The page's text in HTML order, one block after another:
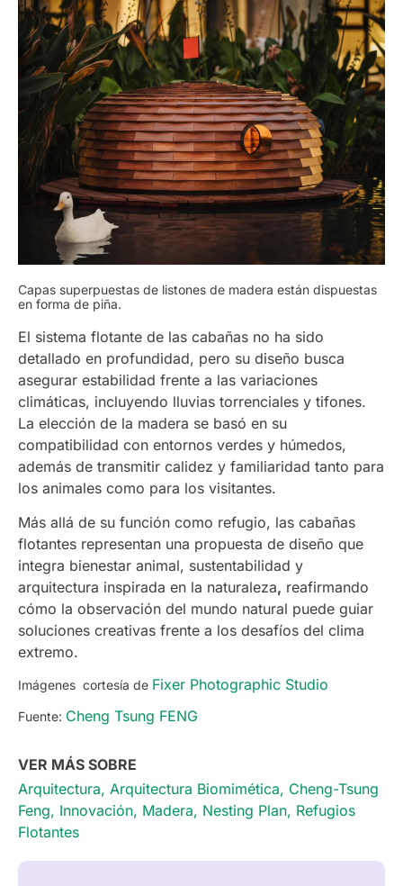
Capas superpuestas de listones de madera están dispuestas
en forma de piña.
El sistema flotante de las cabañas no ha sido
detallado en profundidad, pero su diseño busca
asegurar estabilidad frente a las variaciones
climáticas, incluyendo lluvias torrenciales y tifones.
La elección de la madera se basó en su
compatibilidad con entornos verdes y húmedos,
además de transmitir calidez y familiaridad tanto para
los animales como para los visitantes.
Más allá de su función como refugio, las cabañas
flotantes representan una propuesta de diseño que
integra bienestar animal, sustentabilidad y
arquitectura inspirada en la naturaleza, reafirmando
cómo la observación del mundo natural puede guiar
soluciones creativas frente a los desafíos del clima
extremo.
Imágenes cortesía de Fixer Photographic Studio
Fuente: Cheng Tsung FENG
VER MÁS SOBRE
Arquitectura, Arquitectura Biomimética, Cheng-Tsung
Feng, Innovación, Madera, Nesting Plan, Refugios
Flotantes